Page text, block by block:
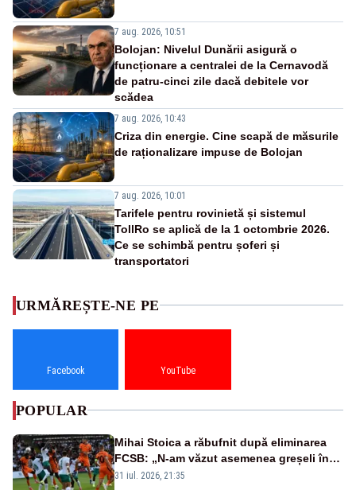
7 aug. 2026, 10:51
Bolojan: Nivelul Dunării asigură o
funcționare a centralei de la Cernavodă
de patru-cinci zile dacă debitele vor
scădea
7 aug. 2026, 10:43
Criza din energie. Cine scapă de măsurile
de raționalizare impuse de Bolojan
7 aug. 2026, 10:01
Tarifele pentru rovinietă și sistemul
TollRo se aplică de la 1 octombrie 2026.
Ce se schimbă pentru șoferi și
transportatori
URMĂREȘTE-NE PE
Facebook YouTube
POPULAR
Mihai Stoica a răbufnit după eliminarea
FCSB: „N-am văzut asemenea greșeli în
190 de meciuri europene”
31 iul. 2026, 21:35